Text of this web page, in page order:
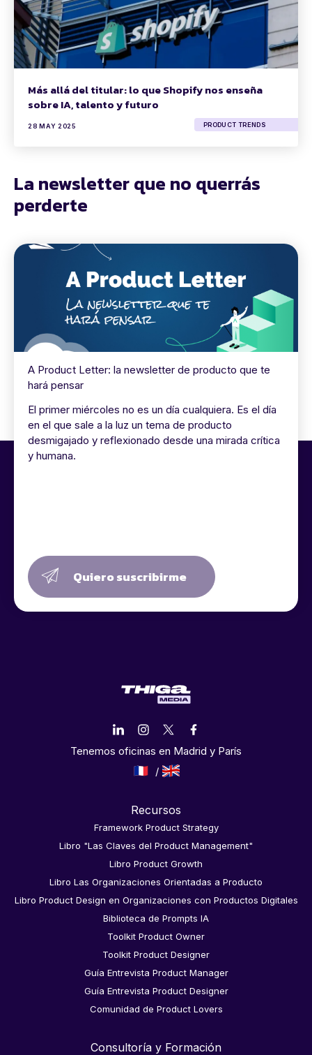
Más allá del titular: lo que Shopify nos enseña
sobre IA, talento y futuro
28 MAY 2025 PRODUCT TRENDS
La newsletter que no querrás
perderte
A Product Letter: la newsletter de producto que te
hará pensar
El primer miércoles no es un día cualquiera. Es el día
en el que sale a la luz un tema de producto
desmigajado y reflexionado desde una mirada crítica
y humana.
Quiero suscribirme
Tenemos oficinas en Madrid y París
Recursos
Framework Product Strategy
Libro "Las Claves del Product Management"
Libro Product Growth
Libro Las Organizaciones Orientadas a Producto
Libro Product Design en Organizaciones con Productos Digitales
Biblioteca de Prompts IA
Toolkit Product Owner
Toolkit Product Designer
Guía Entrevista Product Manager
Guía Entrevista Product Designer
Comunidad de Product Lovers
Consultoría y Formación